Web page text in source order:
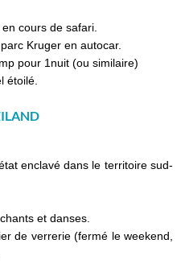
cours de safari.
Kruger en autocar.
pour 1nuit (ou similaire)
étoilé.
enclavé dans le territoire sud-
et danses.
de verrerie (fermé le weekend,